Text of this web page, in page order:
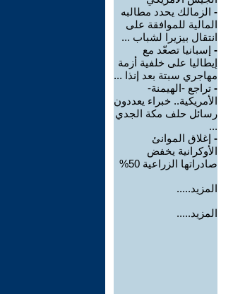
- الزمالك يحدد مطالبه
المالية للموافقة على
انتقال بيزيرا لشباب ...
- إسبانيا تصعّد مع
إيطاليا على خلفية أزمة
مهاجري سبتة بعد إنذا ...
- تراجع -الهيمنة-
الأمريكية.. خبراء يعددون
رسائل حلف مكة الجدي
...
- إغلاق الموانئ
الأوكرانية يخفض
صادراتها الزراعية 50%
المزيد.....
المزيد.....